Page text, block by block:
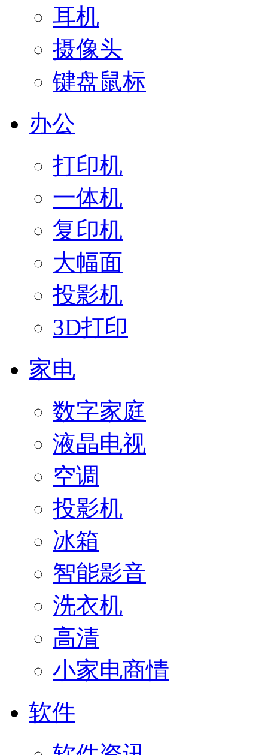
耳机
摄像头
键盘鼠标
办公
打印机
一体机
复印机
大幅面
投影机
3D打印
家电
数字家庭
液晶电视
空调
投影机
冰箱
智能影音
洗衣机
高清
小家电商情
软件